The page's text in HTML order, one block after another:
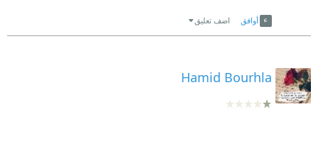
أوافق اضف تعليق
Hamid Bourhla